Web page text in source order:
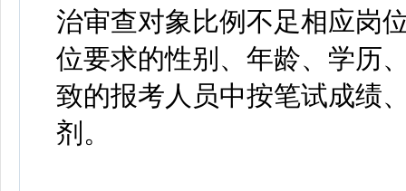
治审查对象比例不足相应岗
位要求的性别、年龄、学历
致的报考人员中按笔试成绩
剂。